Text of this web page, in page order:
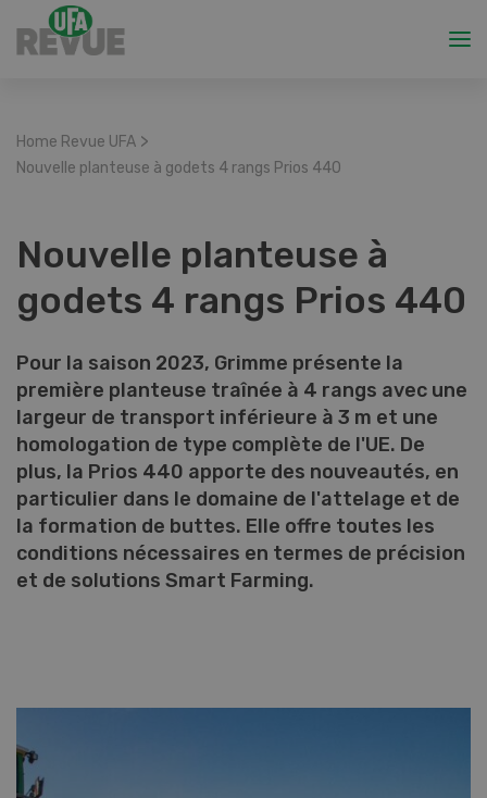
Home Revue UFA >
Nouvelle planteuse à godets 4 rangs Prios 440
Nouvelle planteuse à
godets 4 rangs Prios 440
Pour la saison 2023, Grimme présente la
première planteuse traînée à 4 rangs avec une
largeur de transport inférieure à 3 m et une
homologation de type complète de l'UE. De
plus, la Prios 440 apporte des nouveautés, en
particulier dans le domaine de l'attelage et de
la formation de buttes. Elle offre toutes les
conditions nécessaires en termes de précision
et de solutions Smart Farming.